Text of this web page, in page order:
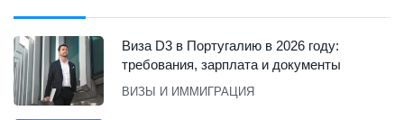
Виза D3 в Португалию в 2026 году:
требования, зарплата и документы
ВИЗЫ И ИММИГРАЦИЯ